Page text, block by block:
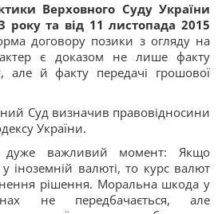
Верховного Суду України
року та від 11 листопада 2015
договору позики з огляду на
є доказом не лише факту
але й факту передачі грошової
Суд визначив правовідносини
України.
дуже важливий момент: Якщо
іноземній валюті, то курс валют
рішення. Моральна шкода у
не передбачається, але